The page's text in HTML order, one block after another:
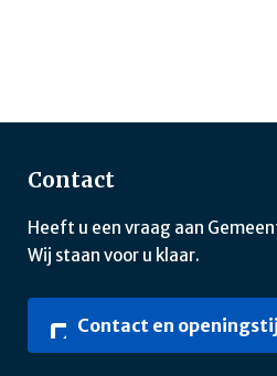
Contact
Heeft u een vraag aan
Wij staan voor u klaar.
Contact en